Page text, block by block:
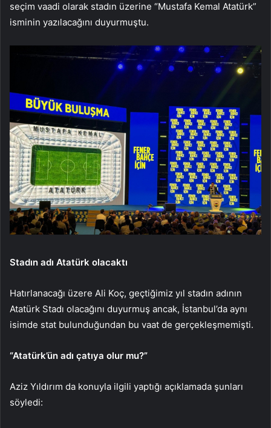
seçim vaadi olarak stadın üzerine “Mustafa Kemal Atatürk”
isminin yazılacağını duyurmuştu.
Stadın adı Atatürk olacaktı
Hatırlanacağı üzere Ali Koç, geçtiğimiz yıl stadın adının
Atatürk Stadı olacağını duyurmuş ancak, İstanbul’da aynı
isimde stat bulunduğundan bu vaat de gerçekleşmemişti.
“Atatürk’ün adı çatıya olur mu?”
Aziz Yıldırım da konuyla ilgili yaptığı açıklamada şunları
söyledi: